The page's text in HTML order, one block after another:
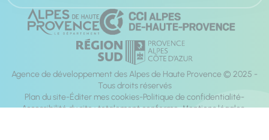
Agence de développement des Alpes de Haute Provence © 2025 -
Tous droits réservés
Plan du site Éditer mes cookies Politique de confidentialité
Accessibilité du site : totalement conforme Mentions légales